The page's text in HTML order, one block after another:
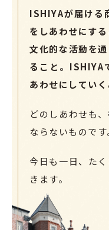
ISHIYAが届ける
をしあわせにす
文化的な活動を
ること。 ISHIYA
あわせにしていく
どのしあわせも
ならないものです
今日も一日、た
きます。